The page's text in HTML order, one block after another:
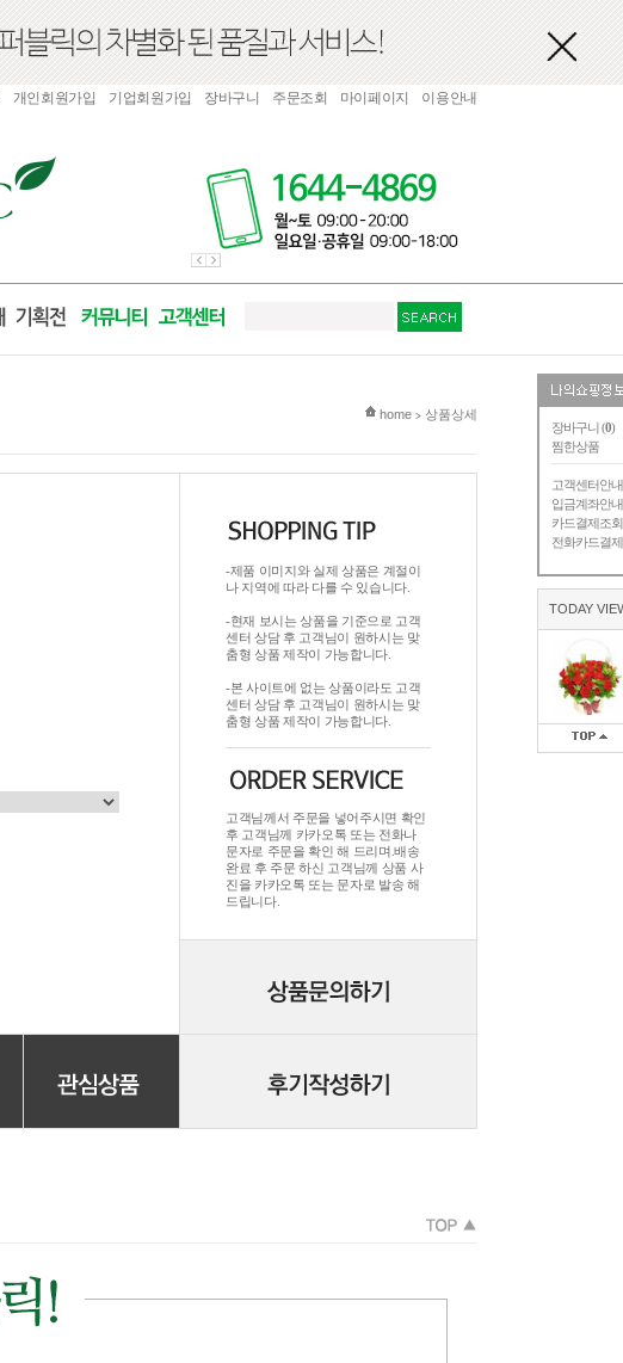
장바구니 (0)
찜한상품
고객센터안내
입금계좌안내
카드결제조회
전화카드결제
TODAY
개인회원가입 기업회원가입 장바구니 주문조회 마이페이지 이용안내
현재 위치
home > 상품상세
-제품 이미지와 실제 상품은 계절이
나 지역에 따라 다를 수 있습니다.
-현재 보시는 상품을 기준으로 고객
센터 상담 후 고객님이 원하시는 맞
춤형 상품 제작이 가능합니다.
-본 사이트에 없는 상품이라도 고객
센터 상담 후 고객님이 원하시는 맞
춤형 상품 제작이 가능합니다.
고객님께서 주문을 넣어주시면 확인
후 고객님께 카카오톡 또는 전화나
문자로 주문을 확인 해 드리며.배송
완료 후 주문 하신 고객님께 상품 사
진을 카카오톡 또는 문자로 발송 해
드립니다.